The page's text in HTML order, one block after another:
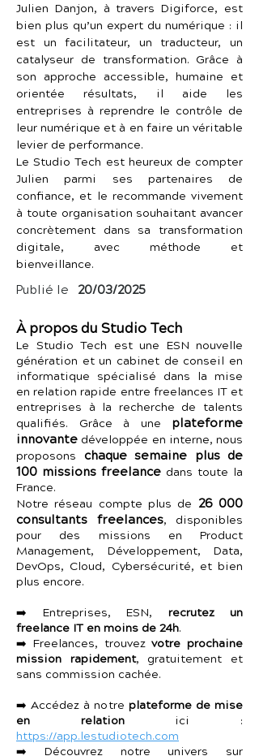
Julien Danjon, à travers Digiforce, est
bien plus qu’un expert du numérique : il
est un facilitateur, un traducteur, un
catalyseur de transformation. Grâce à
son approche accessible, humaine et
orientée résultats, il aide les
entreprises à reprendre le contrôle de
leur numérique et à en faire un véritable
levier de performance.
Le Studio Tech est heureux de compter
Julien parmi ses partenaires de
confiance, et le recommande vivement
à toute organisation souhaitant avancer
concrètement dans sa transformation
digitale, avec méthode et
bienveillance.
Publié le 20/03/2025
À propos du Studio Tech
Le Studio Tech est une ESN nouvelle
génération et un cabinet de conseil en
informatique spécialisé dans la mise
en relation rapide entre freelances IT et
entreprises à la recherche de talents
qualifiés. Grâce à une plateforme
innovante développée en interne, nous
proposons chaque semaine plus de
100 missions freelance dans toute la
France.
Notre réseau compte plus de 26 000
consultants freelances, disponibles
pour des missions en Product
Management, Développement, Data,
DevOps, Cloud, Cybersécurité, et bien
plus encore.
➡️ Entreprises, ESN, recrutez un
freelance IT en moins de 24h.
➡️ Freelances, trouvezvotre prochaine
mission rapidement, gratuitement et
sans commission cachée.
➡️ Accédez à notre plateforme de mise
en relationici :
https://app.lestudiotech.com
➡️ Découvrez notre univers sur